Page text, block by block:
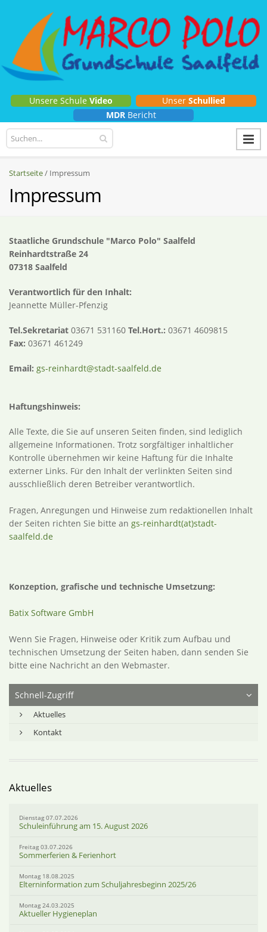
Unsere Schule Video Unser Schullied
MDR Bericht
Startseite Impressum
Impressum
Staatliche Grundschule "Marco Polo" Saalfeld
Reinhardtstraße 24
07318 Saalfeld
Verantwortlich für den Inhalt:
Jeannette Müller-Pfenzig
Tel.Sekretariat 03671 531160 Tel.Hort.: 03671 4609815
Fax: 03671 461249
Email: gs-reinhardt@stadt-saalfeld.de
Haftungshinweis:
Alle Texte, die Sie auf unseren Seiten finden, sind lediglich
allgemeine Informationen. Trotz sorgfältiger inhaltlicher
Kontrolle übernehmen wir keine Haftung für die Inhalte
externer Links. Für den Inhalt der verlinkten Seiten sind
ausschließlich deren Betreiber verantwortlich.
Fragen, Anregungen und Hinweise zum redaktionellen Inhalt
der Seiten richten Sie bitte an gs-reinhardt(at)stadt-
saalfeld.de
Konzeption, grafische und technische Umsetzung:
Batix Software GmbH
Wenn Sie Fragen, Hinweise oder Kritik zum Aufbau und
technischen Umsetzung der Seiten haben, dann senden Sie
bitte eine Nachricht an den Webmaster.
Schnell-Zugriff
Aktuelles
Kontakt
Aktuelles
Dienstag 07.07.2026
Schuleinführung am 15. August 2026
Freitag 03.07.2026
Sommerferien & Ferienhort
Montag 18.08.2025
Elterninformation zum Schuljahresbeginn 2025/26
Montag 24.03.2025
Aktueller Hygieneplan